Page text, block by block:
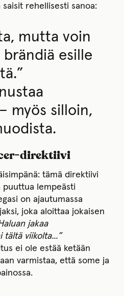
rehellisesti sanoa:
mutta voin
esille
myös silloin,
direktiivi
tämä direktiivi
puuttua lempeästi
on ajautumassa
joka aloittaa jokaisen
jakaa
tältä viikolta...”
ei ole estää ketään
varmistaa, että some ja